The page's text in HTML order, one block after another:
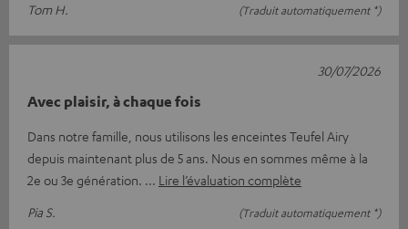
Tom H.
(Traduit automatiquement *)
Avec plaisir, à chaque fois
Dans notre famille, nous utilisons les enceintes Teufel Airy
depuis maintenant plus de 5 ans. Nous en sommes même à la
2e ou 3e génération.
Lire l’évaluation complète
Pia S.
(Traduit automatiquement *)
30/07/2026